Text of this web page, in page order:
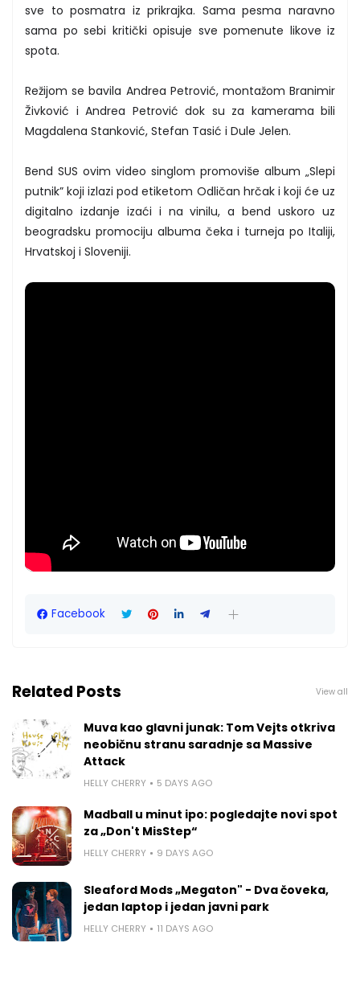
sve to posmatra iz prikrajka. Sama pesma naravno
sama po sebi kritički opisuje sve pomenute likove iz
spota.
Režijom se bavila Andrea Petrović, montažom Branimir
Živković i Andrea Petrović dok su za kamerama bili
Magdalena Stanković, Stefan Tasić i Dule Jelen.
Bend SUS ovim video singlom promoviše album „Slepi
putnik” koji izlazi pod etiketom Odličan hrčak i koji će uz
digitalno izdanje izaći i na vinilu, a bend uskoro uz
beogradsku promociju albuma čeka i turneja po Italiji,
Hrvatskoj i Sloveniji.
Facebook
Related Posts View all
Muva kao glavni junak: Tom Vejts otkriva
neobičnu stranu saradnje sa Massive
Attack
HELLY CHERRY 5 DAYS AGO
Madball u minut ipo: pogledajte novi spot
za „Don't MisStep“
HELLY CHERRY 9 DAYS AGO
Sleaford Mods „Megaton" - Dva čoveka,
jedan laptop i jedan javni park
HELLY CHERRY 11 DAYS AGO